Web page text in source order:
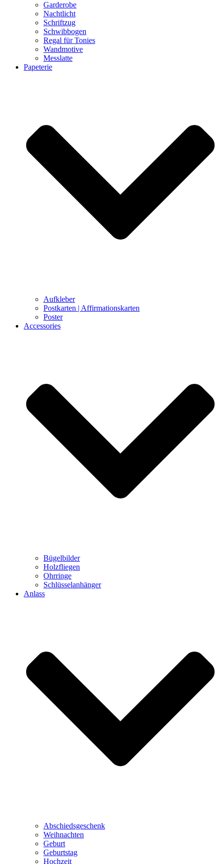
Garderobe
Nachtlicht
Schriftzug
Schwibbogen
Regal für Tonies
Wandmotive
Messlatte
Papeterie
Aufkleber
Postkarten | Affirmationskarten
Poster
Accessories
Bügelbilder
Holzfliegen
Ohrringe
Schlüsselanhänger
Anlass
Abschiedsgeschenk
Weihnachten
Geburt
Geburtstag
Hochzeit